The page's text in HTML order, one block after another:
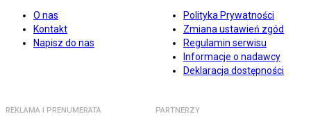
O nas
Kontakt
Napisz do nas
Polityka Prywatności
Zmiana ustawień zgód
Regulamin serwisu
Informacje o nadawcy
Deklaracja dostępności
REKLAMA I PRENUMERATA PARTNERZY